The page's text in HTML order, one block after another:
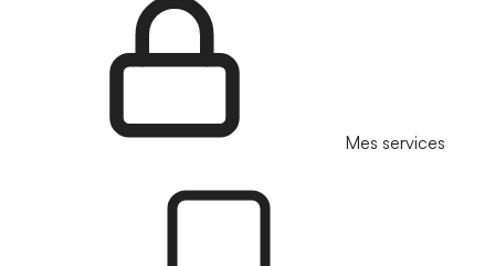
Mes services